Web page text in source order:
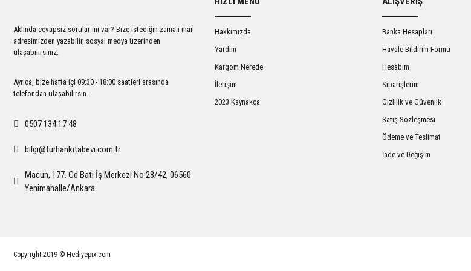
Ürün fiyatı diğer sitelerden daha pahalı.
Bu ürüne benzer farklı alternatifler olmalı.
Gönder
Aklında cevapsız sorular mı var? Bize istediğin zaman mail
adresimizden yazabilir, sosyal medya üzerinden
ulaşabilirsiniz.
Ayrıca, bize hafta içi 09:30 - 18:00 saatleri arasında
telefondan ulaşabilirsin.
0507 134 17 48
bilgi@turhankitabevi.com.tr
Macun, 177. Cd Batı İş Merkezi No:28/42, 06560
Yenimahalle/Ankara
Hakkımızda
Yardım
Kargom Nerede
İletişim
2023 Kaynakça
Banka Hesapları
Havale Bildirim Formu
Hesabım
Siparişlerim
Gizlilik ve Güvenlik
Satış Sözleşmesi
Ödeme ve Teslimat
İade ve Değişim
Copyright 2019 © Hediyepix.com